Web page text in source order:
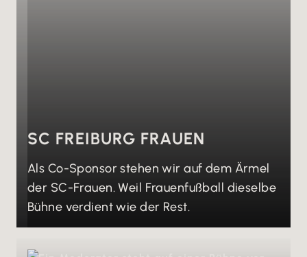
SC FREIBURG FRAUEN
Als Co-Sponsor stehen wir auf dem Ärmel
der SC-Frauen. Weil Frauenfußball dieselbe
Bühne verdient wie der Rest.